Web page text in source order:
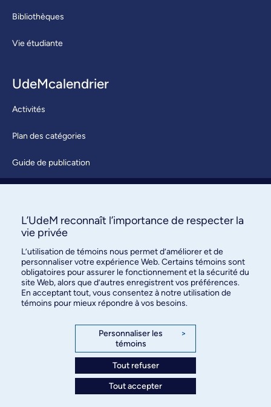
Bibliothèques
Vie étudiante
UdeMcalendrier
Activités
Plan des catégories
Guide de publication
À propos / Nous joindre
des relations publiques
3744, rue Jean-Brillant, bureau 490
Montréal (Québec) H3T 1P1
L’UdeM reconnaît l’importance de respecter la
vie privée
L’utilisation de témoins nous permet d’améliorer et de
personnaliser votre expérience Web. Certains témoins sont
obligatoires pour assurer le fonctionnement et la sécurité du
site Web, alors que d’autres enregistrent vos préférences.
En acceptant tout, vous consentez à notre utilisation de
témoins pour mieux répondre à vos besoins.
Personnaliser les
témoins
>
Tout refuser
Tout accepter